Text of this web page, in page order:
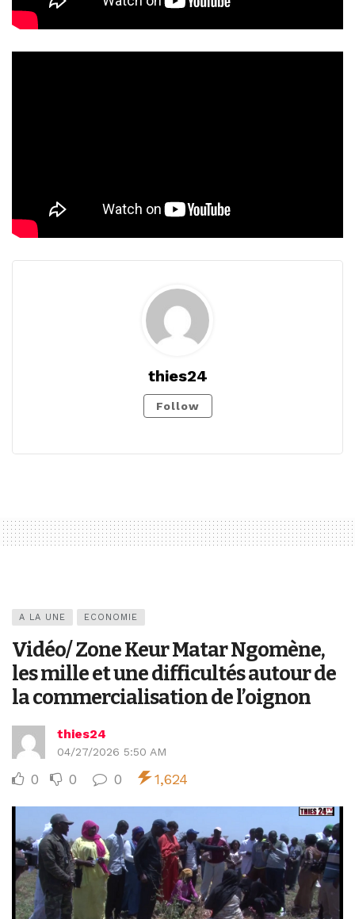
thies24
Follow
A LA UNE ECONOMIE
Vidéo/ Zone Keur Matar Ngomène,
les mille et une difficultés autour de
la commercialisation de l’oignon
thies24
04/27/2026 5:50 AM
0 0 0 1,624